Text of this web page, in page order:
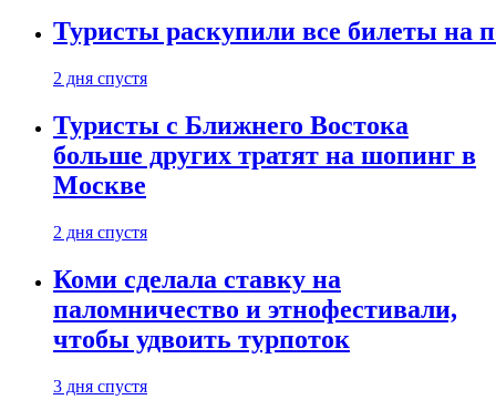
Туристы раскупили все билеты на
2 дня спустя
Туристы с Ближнего Востока
больше других тратят на шопинг в
Москве
2 дня спустя
Коми сделала ставку на
паломничество и этнофестивали,
чтобы удвоить турпоток
3 дня спустя